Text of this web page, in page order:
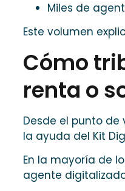
Miles de
Este volumen
Cómo
renta o
Desde el punto de
la ayuda del Kit
En la mayoría de
agente